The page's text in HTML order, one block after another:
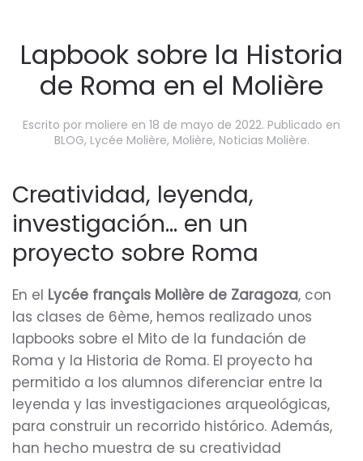
Lapbook sobre la Historia
de Roma en el Molière
Escrito por moliere en 18 de mayo de 2022. Publicado en
BLOG, Lycée Molière, Molière, Noticias Molière.
Creatividad, leyenda,
investigación… en un
proyecto sobre Roma
En el Lycée français Molière de Zaragoza, con
las clases de 6ème, hemos realizado unos
lapbooks sobre el Mito de la fundación de
Roma y la Historia de Roma. El proyecto ha
permitido a los alumnos diferenciar entre la
leyenda y las investigaciones arqueológicas,
para construir un recorrido histórico. Además,
han hecho muestra de su creatividad